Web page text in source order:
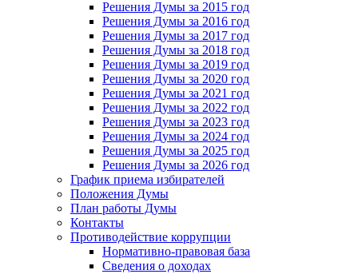
Решения Думы за 2015 год
Решения Думы за 2016 год
Решения Думы за 2017 год
Решения Думы за 2018 год
Решения Думы за 2019 год
Решения Думы за 2020 год
Решения Думы за 2021 год
Решения Думы за 2022 год
Решения Думы за 2023 год
Решения Думы за 2024 год
Решения Думы за 2025 год
Решения Думы за 2026 год
График приема избирателей
Положения Думы
План работы Думы
Контакты
Противодействие коррупции
Нормативно-правовая база
Сведения о доходах